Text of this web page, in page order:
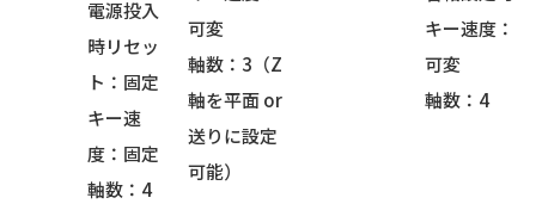
電源投入
時リセッ
ト：固定
キー速
度：固定
軸数：4
可変
軸数：3（Z
軸を平面 or
送りに設定
可能）
キー速度：
可変
軸数：4